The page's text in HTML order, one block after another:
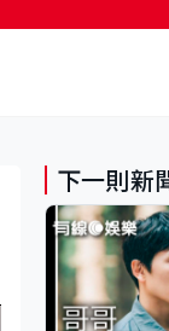
下一則新